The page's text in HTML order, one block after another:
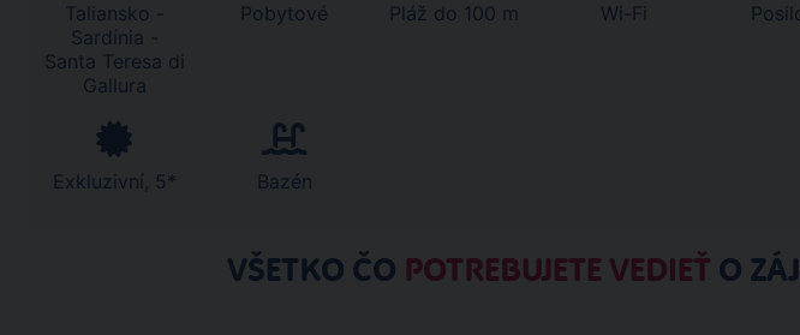
Taliansko -
Sardínia -
Santa Teresa di
Gallura
Pobytové Pláž do 100 m Wi-Fi
Exkluzivní, 5* Bazén
VŠETKO ČO POTREBUJETE VEDIEŤ O